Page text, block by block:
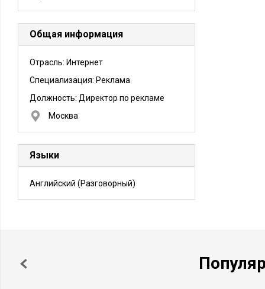
Общая информация
Отрасль: Интернет
Специализация: Реклама
Должность: Директор по рекламе
Москва
Языки
Английский (Разговорный)